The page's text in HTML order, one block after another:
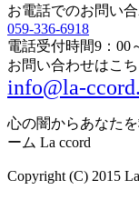
お電話でのお問い
059-336-6918
電話受付時間9：00
お問い合わせはこ
info@la-
心の闇からあなた
ーム La ccord
Copyright (C) 2015